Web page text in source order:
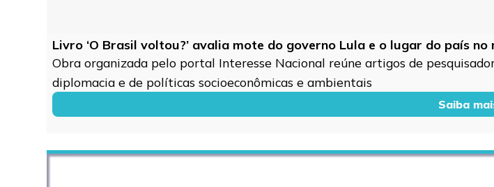
Livro ‘O Brasil voltou?’ avalia mote do governo Lula e o lugar do país no
Obra organizada pelo portal Interesse Nacional reúne artigos de
diplomacia e de políticas socioeconômicas e ambientais
Saiba